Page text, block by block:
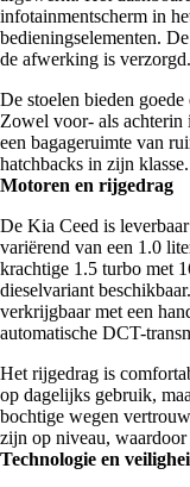
infotainmentscherm in
bedieningselementen.
de afwerking is verzorgd.
De stoelen bieden
Zowel voor- als achterin
een bagageruimte van
hatchbacks in zijn klasse.
Motoren en rijgedrag
De Kia Ceed is
variërend van een 1.0
krachtige 1.5 turbo met
dieselvariant
verkrijgbaar met een
automatische DCT-
Het rijgedrag is
op dagelijks gebruik,
bochtige wegen
zijn op niveau,
Technologie en